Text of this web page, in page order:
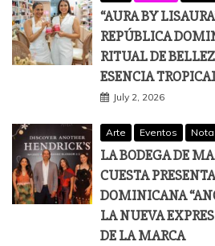
“AURA BY
REPÚBLICA
RITUAL DE
ESENCIA
July 2, 2026
Arte Eventos
LA BODEGA DE
CUESTA
DOMINICANA
LA NUEVA
DE LA MARCA